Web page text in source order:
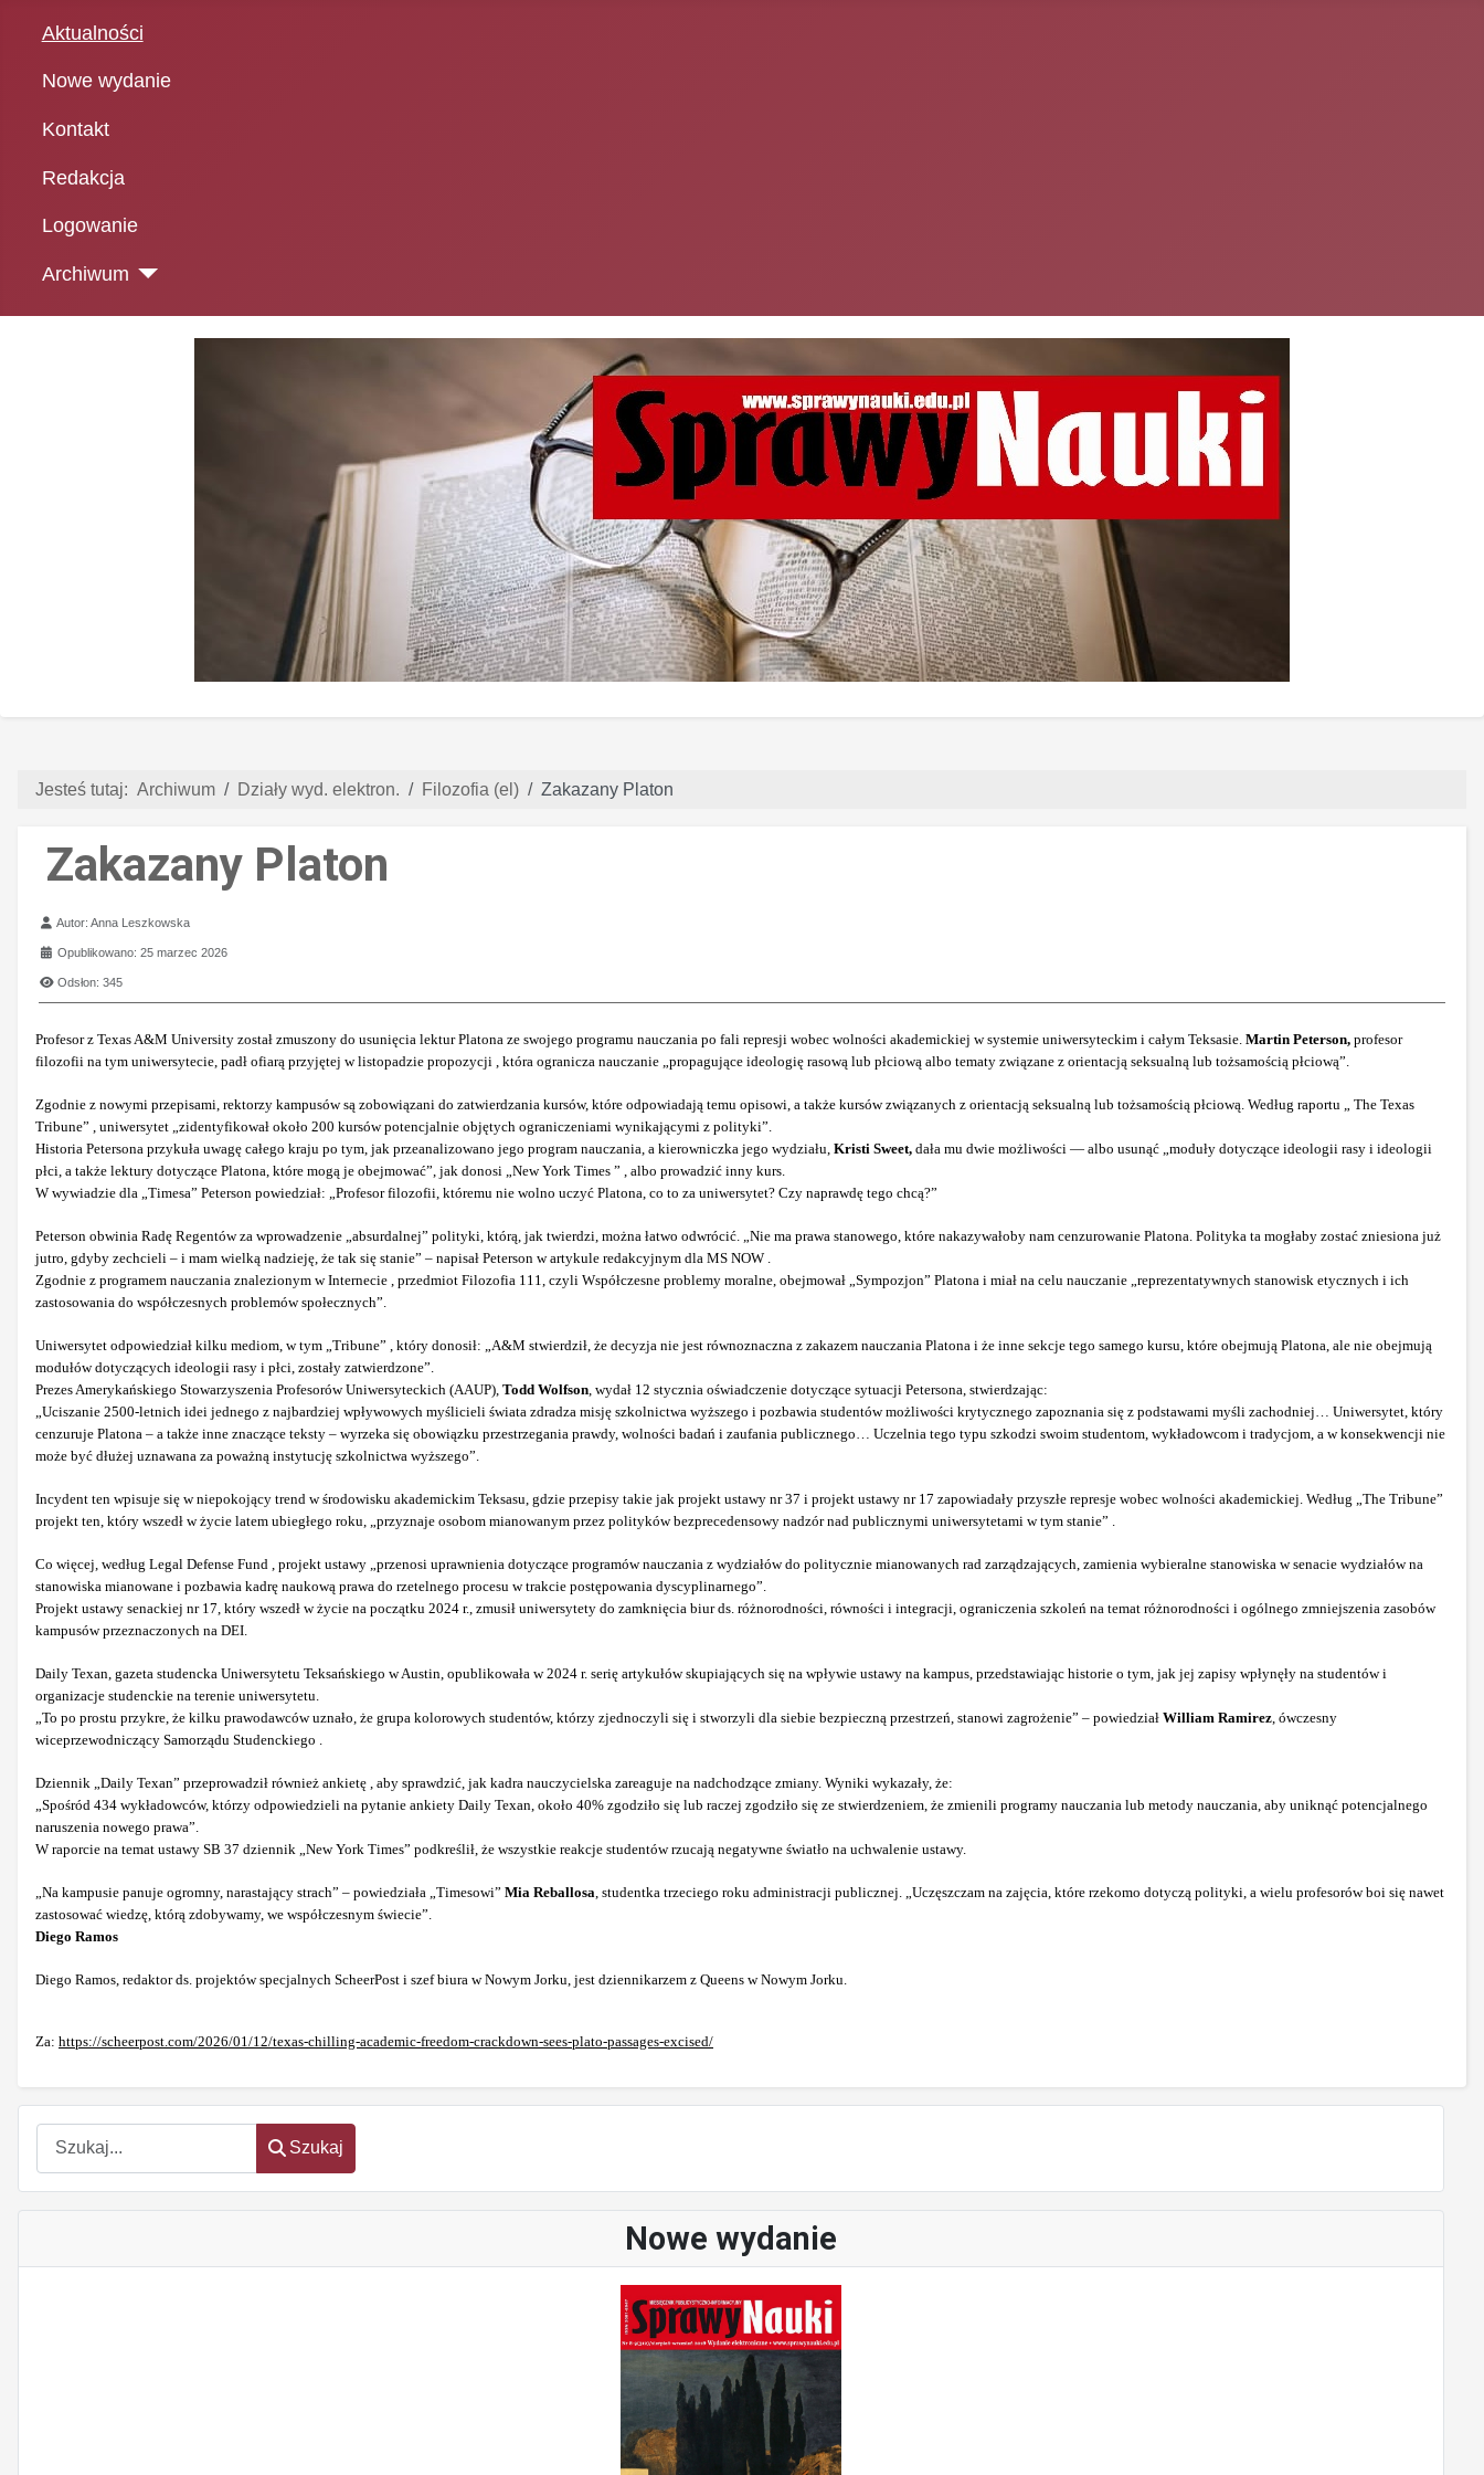
Aktualności
Nowe wydanie
Kontakt
Redakcja
Logowanie
Archiwum
Szukaj
Szukaj
Nowe wydanie
Jesteś tutaj: Archiwum Działy wyd. elektron. Filozofia (el) Zakazany Platon
Zakazany Platon
Szczegóły
Autor:Anna Leszkowska
Opublikowano: 25 marzec 2026
Odsłon: 345
Profesor z Texas A&M University został zmuszony do usunięcia lektur Platona ze swojego programu nauczania po fali represji wobec wolności akademickiej w systemie uniwersyteckim i całym Teksasie. Martin Peterson, profesor
filozofii na tym uniwersytecie, padł ofiarą przyjętej w listopadzie propozycji , która ogranicza nauczanie „propagujące ideologię rasową lub płciową albo tematy związane z orientacją seksualną lub tożsamością płciową”.
Zgodnie z nowymi przepisami, rektorzy kampusów są zobowiązani do zatwierdzania kursów, które odpowiadają temu opisowi, a także kursów związanych z orientacją seksualną lub tożsamością płciową. Według raportu „ The Texas
Tribune” , uniwersytet „zidentyfikował około 200 kursów potencjalnie objętych ograniczeniami wynikającymi z polityki”.
Historia Petersona przykuła uwagę całego kraju po tym, jak przeanalizowano jego program nauczania, a kierowniczka jego wydziału, Kristi Sweet, dała mu dwie możliwości — albo usunąć „moduły dotyczące ideologii rasy i ideologii
płci, a także lektury dotyczące Platona, które mogą je obejmować”, jak donosi „New York Times ” , albo prowadzić inny kurs.
W wywiadzie dla „Timesa” Peterson powiedział: „Profesor filozofii, któremu nie wolno uczyć Platona, co to za uniwersytet? Czy naprawdę tego chcą?”
Peterson obwinia Radę Regentów za wprowadzenie „absurdalnej” polityki, którą, jak twierdzi, można łatwo odwrócić. „Nie ma prawa stanowego, które nakazywałoby nam cenzurowanie Platona. Polityka ta mogłaby zostać zniesiona już
jutro, gdyby zechcieli – i mam wielką nadzieję, że tak się stanie” – napisał Peterson w artykule redakcyjnym dla MS NOW .
Zgodnie z programem nauczania znalezionym w Internecie , przedmiot Filozofia 111, czyli Współczesne problemy moralne, obejmował „Sympozjon” Platona i miał na celu nauczanie „reprezentatywnych stanowisk etycznych i ich
zastosowania do współczesnych problemów społecznych”.
Uniwersytet odpowiedział kilku mediom, w tym „Tribune” , który donosił: „A&M stwierdził, że decyzja nie jest równoznaczna z zakazem nauczania Platona i że inne sekcje tego samego kursu, które obejmują Platona, ale nie obejmują
modułów dotyczących ideologii rasy i płci, zostały zatwierdzone”.
Prezes Amerykańskiego Stowarzyszenia Profesorów Uniwersyteckich (AAUP), Todd Wolfson , wydał 12 stycznia oświadczenie dotyczące sytuacji Petersona, stwierdzając:
„Uciszanie 2500-letnich idei jednego z najbardziej wpływowych myślicieli świata zdradza misję szkolnictwa wyższego i pozbawia studentów możliwości krytycznego zapoznania się z podstawami myśli zachodniej… Uniwersytet, który
cenzuruje Platona – a także inne znaczące teksty – wyrzeka się obowiązku przestrzegania prawdy, wolności badań i zaufania publicznego… Uczelnia tego typu szkodzi swoim studentom, wykładowcom i tradycjom, a w konsekwencji nie
może być dłużej uznawana za poważną instytucję szkolnictwa wyższego”.
Incydent ten wpisuje się w niepokojący trend w środowisku akademickim Teksasu, gdzie przepisy takie jak projekt ustawy nr 37 i projekt ustawy nr 17 zapowiadały przyszłe represje wobec wolności akademickiej. Według „The Tribune”
projekt ten, który wszedł w życie latem ubiegłego roku, „przyznaje osobom mianowanym przez polityków bezprecedensowy nadzór nad publicznymi uniwersytetami w tym stanie” .
Co więcej, według Legal Defense Fund , projekt ustawy „przenosi uprawnienia dotyczące programów nauczania z wydziałów do politycznie mianowanych rad zarządzających, zamienia wybieralne stanowiska w senacie wydziałów na
stanowiska mianowane i pozbawia kadrę naukową prawa do rzetelnego procesu w trakcie postępowania dyscyplinarnego”.
Projekt ustawy senackiej nr 17, który wszedł w życie na początku 2024 r., zmusił uniwersytety do zamknięcia biur ds. różnorodności, równości i integracji, ograniczenia szkoleń na temat różnorodności i ogólnego zmniejszenia zasobów
kampusów przeznaczonych na DEI.
Daily Texan, gazeta studencka Uniwersytetu Teksańskiego w Austin, opublikowała w 2024 r. serię artykułów skupiających się na wpływie ustawy na kampus, przedstawiając historie o tym, jak jej zapisy wpłynęły na studentów i
organizacje studenckie na terenie uniwersytetu.
„To po prostu przykre, że kilku prawodawców uznało, że grupa kolorowych studentów, którzy zjednoczyli się i stworzyli dla siebie bezpieczną przestrzeń, stanowi zagrożenie” – powiedział William Ramirez , ówczesny
wiceprzewodniczący Samorządu Studenckiego .
Dziennik „Daily Texan” przeprowadził również ankietę , aby sprawdzić, jak kadra nauczycielska zareaguje na nadchodzące zmiany. Wyniki wykazały, że:
„Spośród 434 wykładowców, którzy odpowiedzieli na pytanie ankiety Daily Texan, około 40% zgodziło się lub raczej zgodziło się ze stwierdzeniem, że zmienili programy nauczania lub metody nauczania, aby uniknąć potencjalnego
naruszenia nowego prawa”.
W raporcie na temat ustawy SB 37 dziennik „New York Times” podkreślił, że wszystkie reakcje studentów rzucają negatywne światło na uchwalenie ustawy.
„Na kampusie panuje ogromny, narastający strach” – powiedziała „Timesowi” Mia Reballosa , studentka trzeciego roku administracji publicznej. „Uczęszczam na zajęcia, które rzekomo dotyczą polityki, a wielu profesorów boi się nawet
zastosować wiedzę, którą zdobywamy, we współczesnym świecie”.
Diego Ramos
Diego Ramos, redaktor ds. projektów specjalnych ScheerPost i szef biura w Nowym Jorku, jest dziennikarzem z Queens w Nowym Jorku.
Za: https://scheerpost.com/2026/01/12/texas-chilling-academic-freedom-crackdown-sees-plato-passages-excised/